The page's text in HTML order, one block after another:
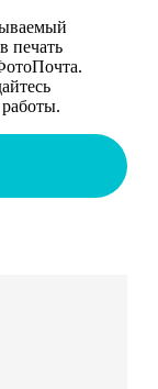
печать